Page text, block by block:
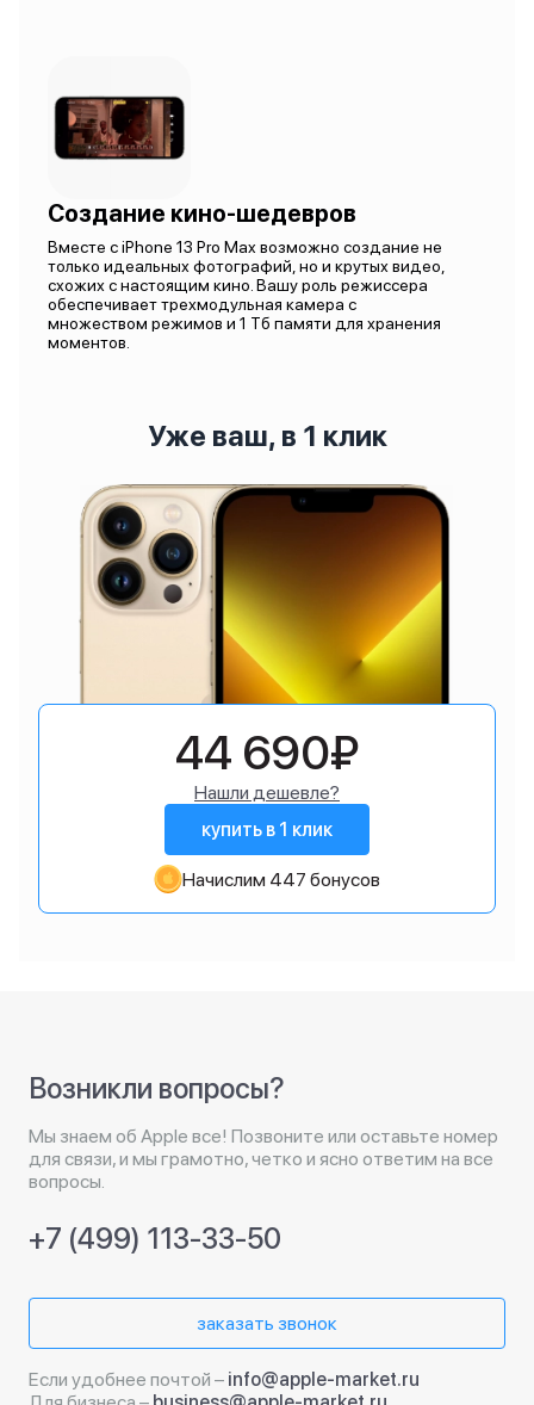
Создание кино-шедевров
Вместе с iPhone 13 Pro Max возможно создание не
только идеальных фотографий, но и крутых видео,
схожих с настоящим кино. Вашу роль режиссера
обеспечивает трехмодульная камера с
множеством режимов и 1 Тб памяти для хранения
моментов.
Уже ваш, в 1 клик
44 690₽
Нашли дешевле?
купить в 1 клик
Начислим 447 бонусов
Возникли вопросы?
Мы знаем об Apple все! Позвоните или оставьте номер
для связи, и мы грамотно, четко и ясно ответим на все
вопросы.
+7 (499) 113-33-50
заказать звонок
Если удобнее почтой – info@apple-market.ru